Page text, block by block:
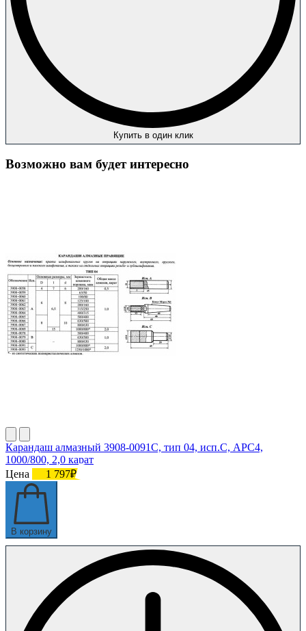
Купить в один клик
Возможно вам будет интересно
Карандаш алмазный 3908-0091C, тип 04, исп.С, АРС4,
1000/800, 2,0 карат
Цена
1 797₽
В корзину